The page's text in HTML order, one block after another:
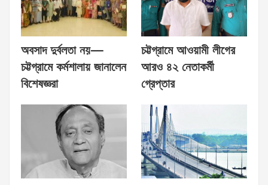
অবসাদ দুর্বলতা নয়—
চট্টগ্রামে কর্মশালায় জানালেন
বিশেষজ্ঞরা
চট্টগ্রামে আওয়ামী লীগের
আরও ৪২ নেতাকর্মী
গ্রেপ্তার